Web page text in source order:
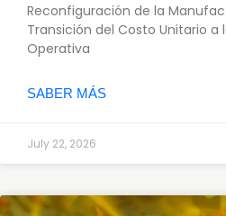
Reconfiguración de la
Transición del Costo Unitario a
Operativa
SABER MÁS
July 22, 2026